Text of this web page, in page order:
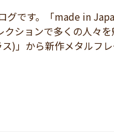
です。「made in
ションで多くの人々
ス)」から新作メタルフ